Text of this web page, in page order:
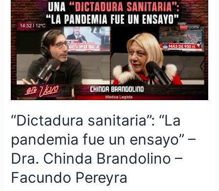
“Dictadura sanitaria”: “La
pandemia fue un ensayo” –
Dra. Chinda Brandolino –
Facundo Pereyra